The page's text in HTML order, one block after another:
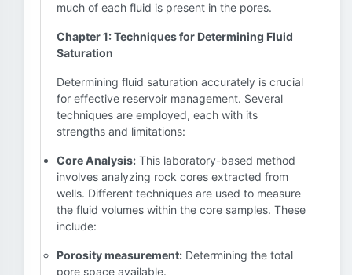
much of each fluid is present in the pores.
Chapter 1: Techniques for Determining Fluid
Saturation
Determining fluid saturation accurately is crucial
for effective reservoir management. Several
techniques are employed, each with its
strengths and limitations:
Core Analysis: This laboratory-based method
involves analyzing rock cores extracted from
wells. Different techniques are used to measure
the fluid volumes within the core samples. These
include:
Porosity measurement: Determining the total
pore space available.